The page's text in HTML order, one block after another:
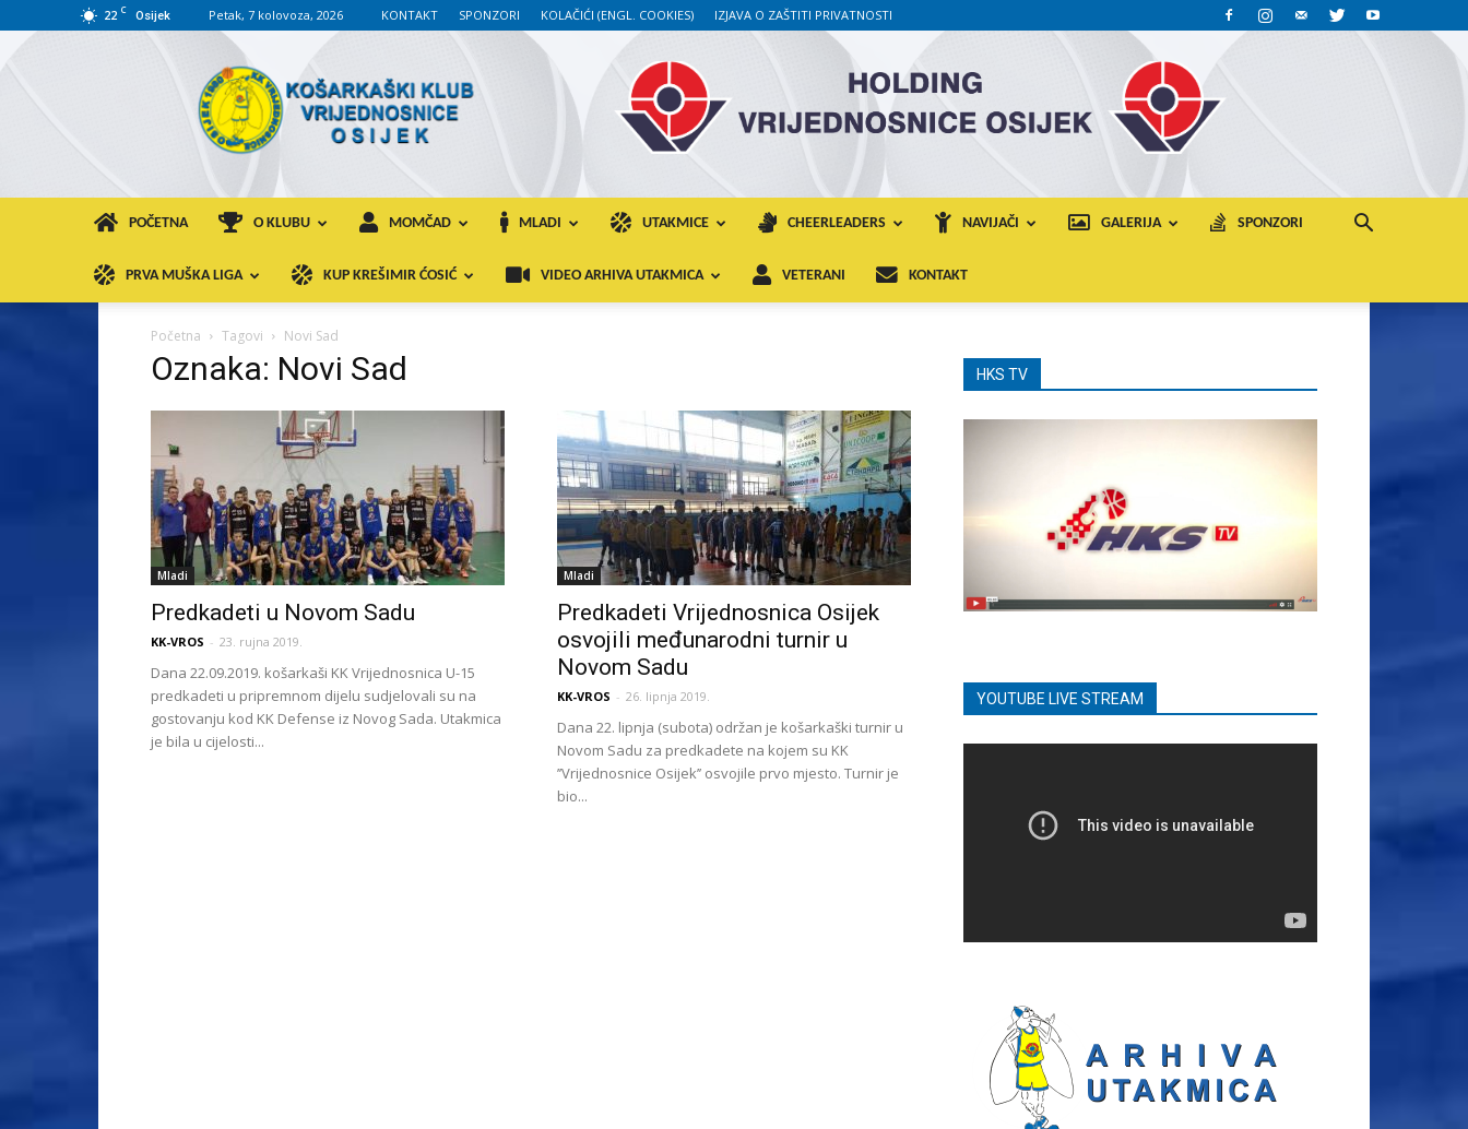
22 C Osijek Petak, 7 kolovoza, 2026 KONTAKT SPONZORI KOLAČIĆI (ENGL. COOKIES) IZJAVA O ZAŠTITI PRIVATNOSTI
KK
VROS
POČETNA O KLUBU MOMČAD MLADI UTAKMICE CHEERLEADERS NAVIJAČI GALERIJA SPONZORI
PRVA MUŠKA LIGA KUP KREŠIMIR ĆOSIĆ VIDEO ARHIVA UTAKMICA VETERANI KONTAKT
Početna Tagovi Novi Sad
Oznaka: Novi Sad
Mladi
Predkadeti u Novom Sadu
KK-VROS - 23. rujna 2019.
Dana 22.09.2019. košarkaši KK Vrijednosnica U-15
predkadeti u pripremnom dijelu sudjelovali su na
gostovanju kod KK Defense iz Novog Sada. Utakmica
je bila u cijelosti...
Mladi
Predkadeti Vrijednosnica Osijek
osvojili međunarodni turnir u
Novom Sadu
KK-VROS - 26. lipnja 2019.
Dana 22. lipnja (subota) održan je košarkaški turnir u
Novom Sadu za predkadete na kojem su KK
’’Vrijednosnice Osijek’’ osvojile prvo mjesto. Turnir je
bio...
HKS TV
YOUTUBE LIVE STREAM